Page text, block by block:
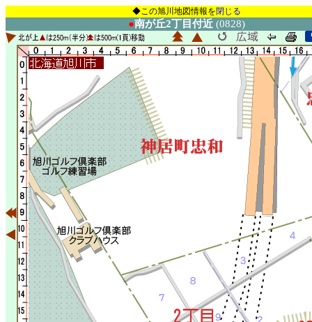
◆この旭川地図情報を閉じる
●南が丘2丁目付近 (0828)